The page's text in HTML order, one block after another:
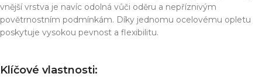
vnější vrstva je navíc odolná vůči oděru a nepříznivým
povětrnostním podmínkám. Díky jednomu ocelovému opletu
poskytuje vysokou pevnost a flexibilitu.
Klíčové vlastnosti: